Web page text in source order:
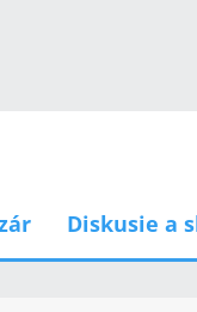
Diskusie a